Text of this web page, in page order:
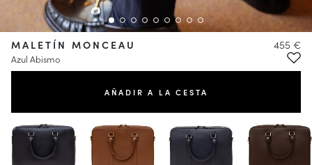
MALETÍN MONCEAU
Azul Abismo
455 €
AÑADIR A LA CESTA